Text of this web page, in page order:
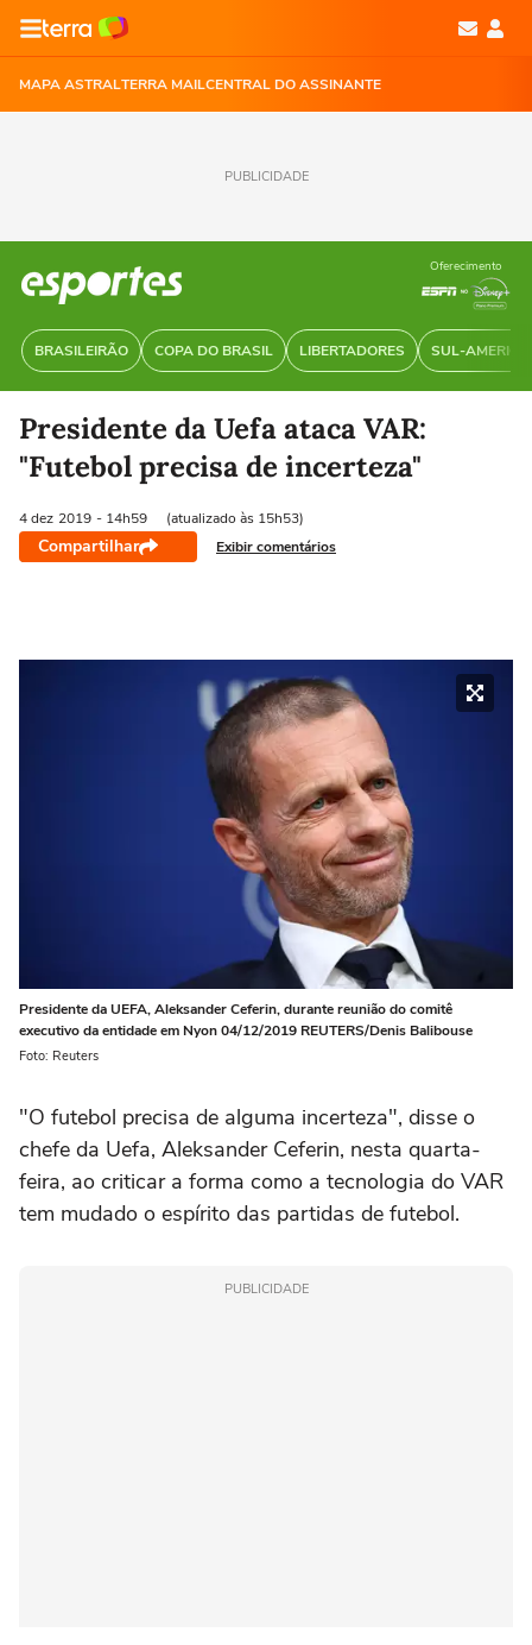
MAPA ASTRALTERRA MAILCENTRAL DO ASSINANTE
PUBLICIDADE
BRASILEIRÃO COPA DO BRASIL LIBERTADORES SUL-
Oferecimento
Presidente da Uefa ataca VAR:
"Futebol precisa de incerteza"
4 dez 2019 - 14h59 (atualizado às 15h53)
Compartilhar Exibir comentários
Presidente da UEFA, Aleksander Ceferin, durante reunião do comitê
executivo da entidade em Nyon 04/12/2019 REUTERS/Denis Balibouse
Foto: Reuters
"O futebol precisa de alguma incerteza", disse o
chefe da Uefa, Aleksander Ceferin, nesta quarta-
feira, ao criticar a forma como a tecnologia do VAR
tem mudado o espírito das partidas de futebol.
PUBLICIDADE